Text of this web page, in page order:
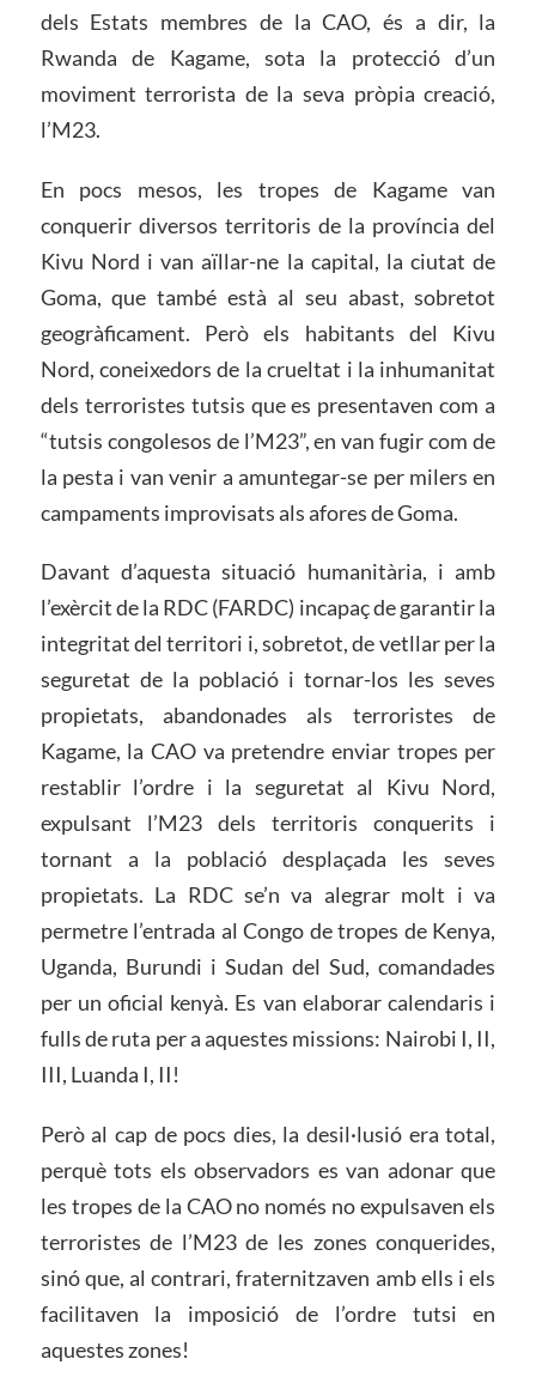
dels Estats membres de la CAO, és a dir, la
Rwanda de Kagame, sota la protecció d’un
moviment terrorista de la seva pròpia creació,
l’M23.
En pocs mesos, les tropes de Kagame van
conquerir diversos territoris de la província del
Kivu Nord i van aïllar-ne la capital, la ciutat de
Goma, que també està al seu abast, sobretot
geogràficament. Però els habitants del Kivu
Nord, coneixedors de la crueltat i la inhumanitat
dels terroristes tutsis que es presentaven com a
“tutsis congolesos de l’M23”, en van fugir com de
la pesta i van venir a amuntegar-se per milers en
campaments improvisats als afores de Goma.
Davant d’aquesta situació humanitària, i amb
l’exèrcit de la RDC (FARDC) incapaç de garantir la
integritat del territori i, sobretot, de vetllar per la
seguretat de la població i tornar-los les seves
propietats, abandonades als terroristes de
Kagame, la CAO va pretendre enviar tropes per
restablir l’ordre i la seguretat al Kivu Nord,
expulsant l’M23 dels territoris conquerits i
tornant a la població desplaçada les seves
propietats. La RDC se’n va alegrar molt i va
permetre l’entrada al Congo de tropes de Kenya,
Uganda, Burundi i Sudan del Sud, comandades
per un oficial kenyà. Es van elaborar calendaris i
fulls de ruta per a aquestes missions: Nairobi I, II,
III, Luanda I, II!
Però al cap de pocs dies, la desil·lusió era total,
perquè tots els observadors es van adonar que
les tropes de la CAO no només no expulsaven els
terroristes de l’M23 de les zones conquerides,
sinó que, al contrari, fraternitzaven amb ells i els
facilitaven la imposició de l’ordre tutsi en
aquestes zones!